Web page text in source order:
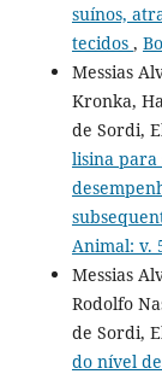
suínos,
tecidos ,
Messias
Kronka,
de Sordi,
lisina para
Animal: v.
Messias
Rodolfo
de Sordi,
do nível